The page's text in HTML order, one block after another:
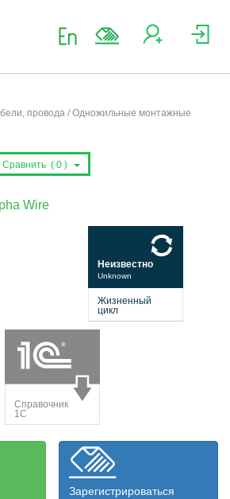
провода / Одножильные монтажные
Сравнить ( 0 )
Wire
Зарегистрироваться